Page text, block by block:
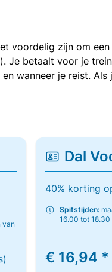
voordelig zijn om
Je betaalt voor je
wanneer je reist.
van
Dal
40% korting
Spitstijden:
16.00 tot
€ 16,94